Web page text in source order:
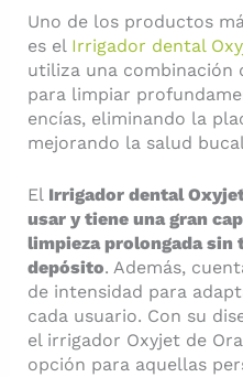
Uno de los productos
es el Irrigador dental
utiliza una combinación
para limpiar
encías, eliminando la
mejorando la salud
El Irrigador dental
usar y tiene una gran
limpieza prolongada sin
depósito. Además,
de intensidad para
cada usuario. Con su
el irrigador Oxyjet de
opción para aquellas